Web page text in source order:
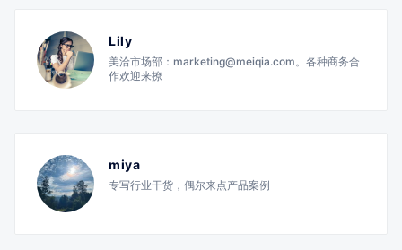
Lily
美洽市场部：marketing@meiqia.com。各种商务合
作欢迎来撩
miya
专写行业干货，偶尔来点产品案例